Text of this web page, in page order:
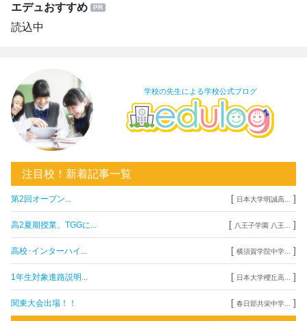
エデュおすすめ
読込中
学校の先生による学校公式ブログ
注目校！新着記事一覧
第2回オープン... [ 日本大学明誠高... ]
高2夏期授業、TGGに... [ 八王子学園 八王... ]
高校･インターハイ... [ 横須賀学院中学... ]
1年生対象進路説明... [ 日本大学櫻丘高... ]
関東大会出場！！ [ 春日部共栄中学... ]